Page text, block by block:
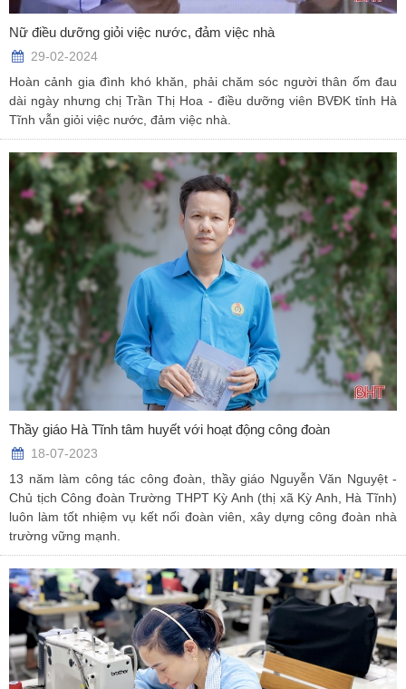
Nữ điều dưỡng giỏi việc nước, đảm việc nhà
29-02-2024
Hoàn cảnh gia đình khó khăn, phải chăm sóc người thân ốm đau
dài ngày nhưng chị Trần Thị Hoa - điều dưỡng viên BVĐK tỉnh Hà
Tĩnh vẫn giỏi việc nước, đảm việc nhà.
Thầy giáo Hà Tĩnh tâm huyết với hoạt động công đoàn
18-07-2023
13 năm làm công tác công đoàn, thầy giáo Nguyễn Văn Nguyệt -
Chủ tịch Công đoàn Trường THPT Kỳ Anh (thị xã Kỳ Anh, Hà Tĩnh)
luôn làm tốt nhiệm vụ kết nối đoàn viên, xây dựng công đoàn nhà
trường vững mạnh.